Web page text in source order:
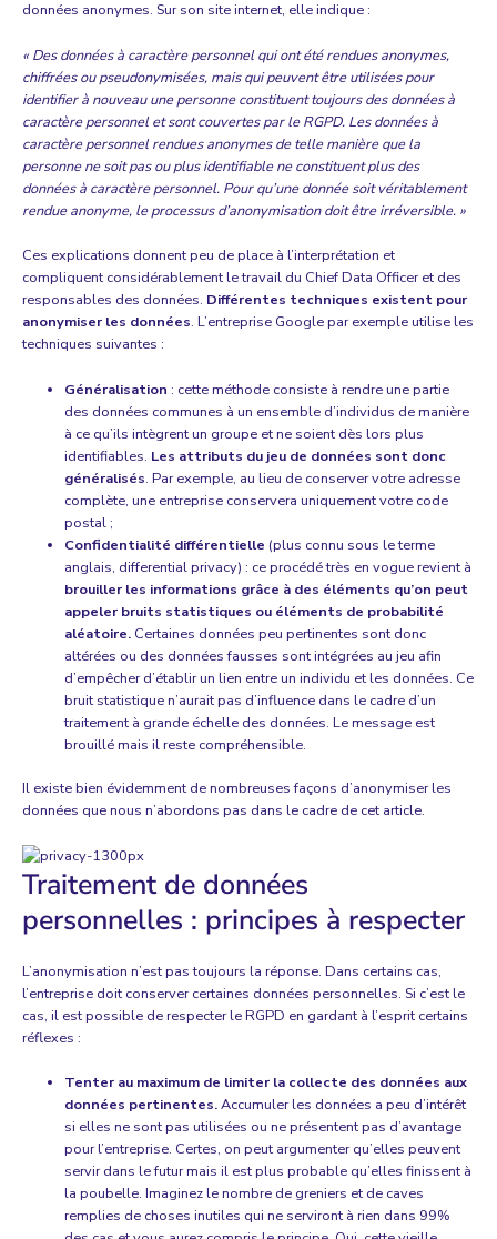
données anonymes. Sur son site internet, elle indique :
« Des données à caractère personnel qui ont été rendues anonymes,
chiffrées ou pseudonymisées, mais qui peuvent être utilisées pour
identifier à nouveau une personne constituent toujours des données à
caractère personnel et sont couvertes par le RGPD. Les données à
caractère personnel rendues anonymes de telle manière que la
personne ne soit pas ou plus identifiable ne constituent plus des
données à caractère personnel. Pour qu’une donnée soit véritablement
rendue anonyme, le processus d’anonymisation doit être irréversible. »
Ces explications donnent peu de place à l’interprétation et
compliquent considérablement le travail du Chief Data Officer et des
responsables des données. Différentes techniques existent pour
anonymiser les données. L’entreprise Google par exemple utilise les
techniques suivantes :
Généralisation : cette méthode consiste à rendre une partie
des données communes à un ensemble d’individus de manière
à ce qu’ils intègrent un groupe et ne soient dès lors plus
identifiables. Les attributs du jeu de données sont donc
généralisés. Par exemple, au lieu de conserver votre adresse
complète, une entreprise conservera uniquement votre code
postal ;
Confidentialité différentielle (plus connu sous le terme
anglais, differential privacy) : ce procédé très en vogue revient à
brouiller les informations grâce à des éléments qu’on peut
appeler bruits statistiques ou éléments de probabilité
aléatoire.Certaines données peu pertinentes sont donc
altérées ou des données fausses sont intégrées au jeu afin
d’empêcher d’établir un lien entre un individu et les données. Ce
bruit statistique n’aurait pas d’influence dans le cadre d’un
traitement à grande échelle des données. Le message est
brouillé mais il reste compréhensible.
Il existe bien évidemment de nombreuses façons d’anonymiser les
données que nous n’abordons pas dans le cadre de cet article.
Traitement de données
personnelles : principes à respecter
L’anonymisation n’est pas toujours la réponse. Dans certains cas,
l’entreprise doit conserver certaines données personnelles. Si c’est le
cas, il est possible de respecter le RGPD en gardant à l’esprit certains
réflexes :
Tenter au maximum de limiter la collecte des données aux
données pertinentes.Accumuler les données a peu d’intérêt
si elles ne sont pas utilisées ou ne présentent pas d’avantage
pour l’entreprise. Certes, on peut argumenter qu’elles peuvent
servir dans le futur mais il est plus probable qu’elles finissent à
la poubelle. Imaginez le nombre de greniers et de caves
remplies de choses inutiles qui ne serviront à rien dans 99%